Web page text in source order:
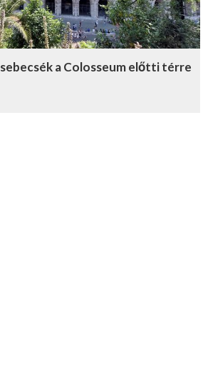
a Colosseum előtti térre